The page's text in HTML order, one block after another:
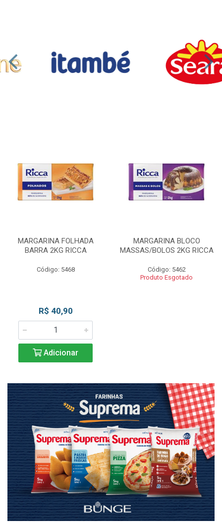
MARGARINA FOLHADA
BARRA 2KG RICCA
Código: 5468
R$ 40,90
Adicionar
MARGARINA BLOCO
MASSAS/BOLOS 2KG RICCA
Código: 5462
Produto Esgotado